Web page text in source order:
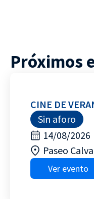
Próximos
CINE DE
Sin aforo
14/08/2026
Paseo
Ver evento